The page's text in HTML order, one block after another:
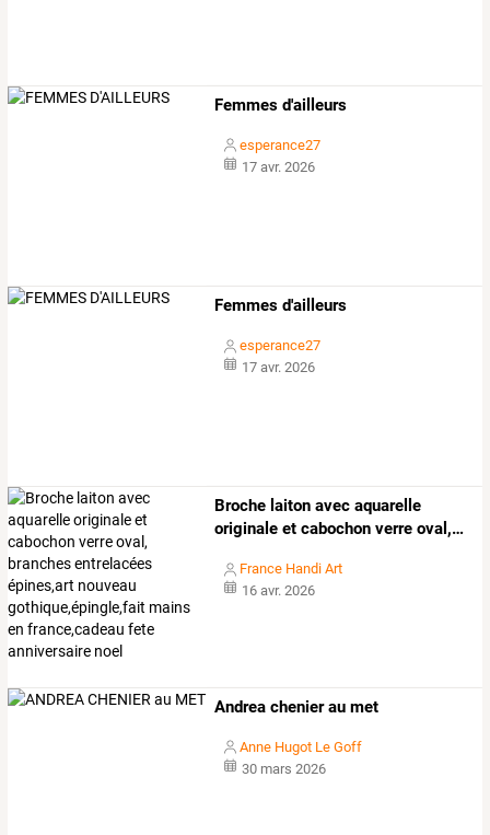
Femmes d'ailleurs
esperance27
17 avr. 2026
Femmes d'ailleurs
esperance27
17 avr. 2026
Broche laiton avec aquarelle
originale et cabochon verre oval,…
France Handi Art
16 avr. 2026
Andrea chenier au met
Anne Hugot Le Goff
30 mars 2026